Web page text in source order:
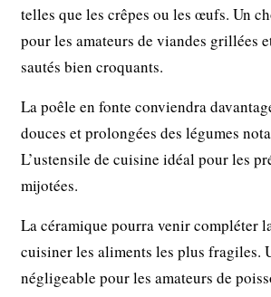
telles que les crêpes ou les œufs. Un
pour les amateurs de viandes grillées
sautés bien croquants.
La poêle en fonte conviendra
douces et prolongées des légumes
L’ustensile de cuisine idéal pour les
mijotées.
La céramique pourra venir compléter
cuisiner les aliments les plus fragiles.
négligeable pour les amateurs de